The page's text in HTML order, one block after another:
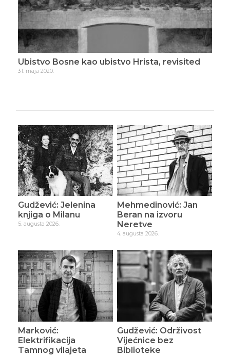
Ubistvo Bosne kao ubistvo Hrista, revisited
31. maja 2020.
Gudžević: Jelenina
knjiga o Milanu
5. augusta 2026.
Mehmedinović: Jan
Beran na izvoru
Neretve
4. augusta 2026.
Marković:
Elektrifikacija
Tamnog vilajeta
Gudžević: Održivost
Vijećnice bez
Biblioteke